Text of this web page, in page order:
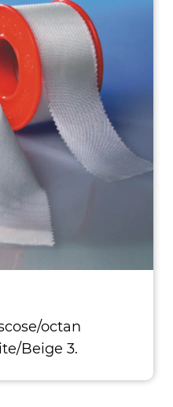
octan
Beige 3.